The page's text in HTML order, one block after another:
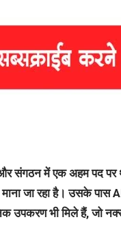
और संगठन में एक अहम पद
जा रहा है। उसके पास
उपकरण भी मिले हैं, जो